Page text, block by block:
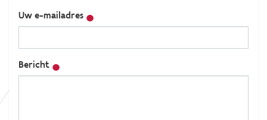
Uw e-mailadres
Bericht